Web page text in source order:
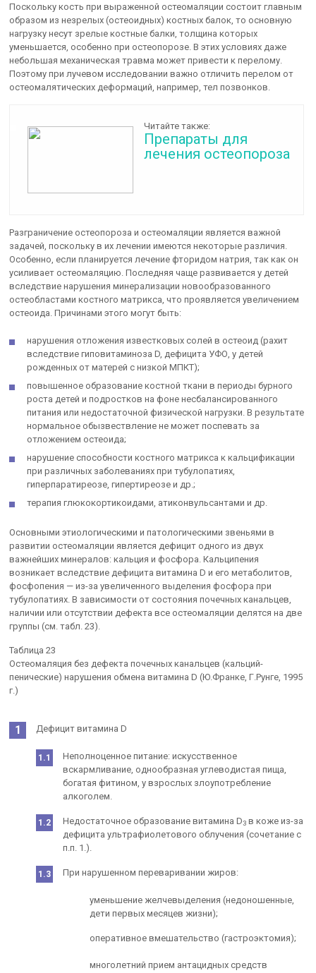
Поскольку кость при выраженной остеомаляции состоит главным
образом из незрелых (остеоидных) костных балок, то основную
нагрузку несут зрелые костные балки, толщина которых
уменьшается, особенно при остеопорозе. В этих условиях даже
небольшая механическая травма может привести к перелому.
Поэтому при лучевом исследовании важно отличить перелом от
остеомалятических деформаций, например, тел позвонков.
Читайте также:
Препараты для
лечения остеопороза
Разграничение остеопороза и остеомаляции является важной
задачей, поскольку в их лечении имеются некоторые различия.
Особенно, если планируется лечение фторидом натрия, так как он
усиливает остеомаляцию. Последняя чаще развивается у детей
вследствие нарушения минерализации новообразованного
остеобластами костного матрикса, что проявляется увеличением
остеоида. Причинами этого могут быть:
нарушения отложения известковых солей в остеоид (рахит
вследствие гиповитаминоза D, дефицита УФО, у детей
рожденных от матерей с низкой МПКТ);
повышенное образование костной ткани в периоды бурного
роста детей и подростков на фоне несбалансированного
питания или недостаточной физической нагрузки. В результате
нормальное обызвествление не может поспевать за
отложением остеоида;
нарушение способности костного матрикса к кальцификации
при различных заболеваниях при тубулопатиях,
гиперпаратиреозе, гипертиреозе и др.;
терапия глюкокортикоидами, атиконвульсантами и др.
Основными этиологическими и патологическими звеньями в
развитии остеомаляции является дефицит одного из двух
важнейших минералов: кальция и фосфора. Кальципения
возникает вследствие дефицита витамина D и его метаболитов,
фосфопения — из-за увеличенного выделения фосфора при
тубулопатиях. В зависимости от состояния почечных канальцев,
наличии или отсутствии дефекта все остеомаляции делятся на две
группы (см. табл. 23).
Таблица 23
Остеомаляция без дефекта почечных канальцев (кальций-
пенические) нарушения обмена витамина D (Ю.Франке, Г.Рунге, 1995
г.)
Дефицит витамина D
Неполноценное питание: искусственное
вскармливание, однообразная углеводистая пища,
богатая фитином, у взрослых злоупотребление
алкоголем.
Недостаточное образование витамина D3 в коже из-за
дефицита ультрафиолетового облучения (сочетание с
п.п. 1.).
При нарушенном переваривании жиров:
уменьшение желчевыделения (недоношенные,
дети первых месяцев жизни);
оперативное вмешательство (гастроэктомия);
многолетний прием антацидных средств